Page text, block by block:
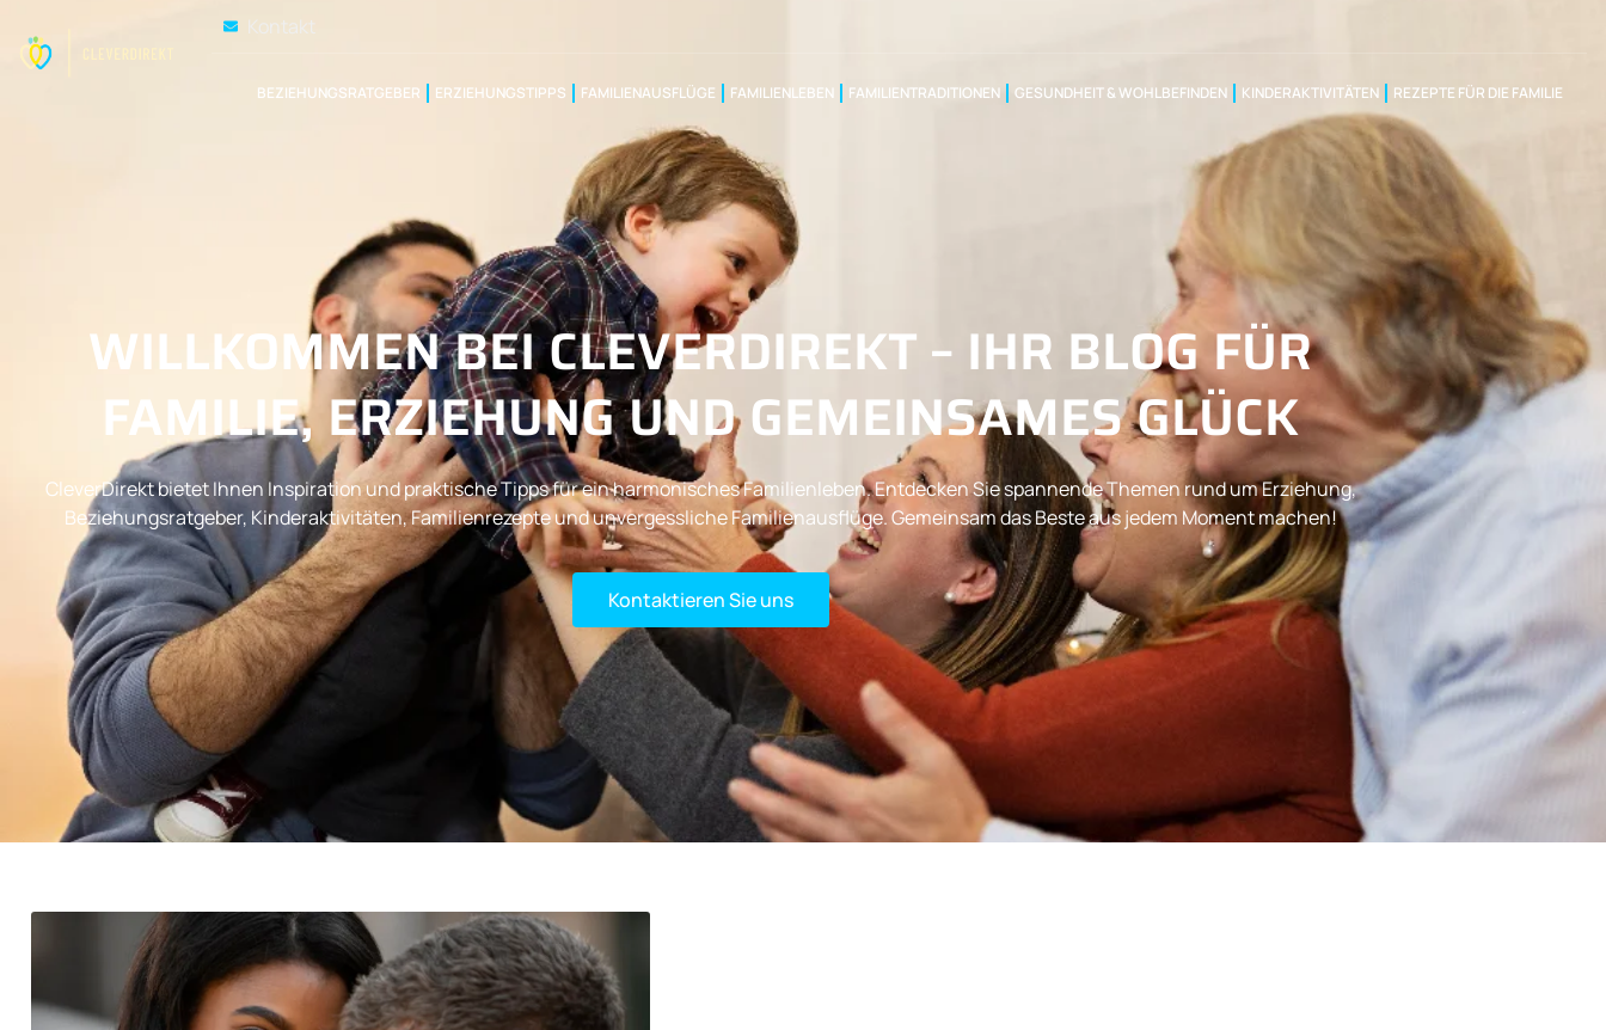
Kontakt
BEZIEHUNGSRATGEBER ERZIEHUNGSTIPPS FAMILIENAUSFLÜGE FAMILIENLEBEN FAMILIENTRADITIONEN GESUNDHEIT & WOHLBEFINDEN KINDERAKTIVITÄTEN REZEPTE FÜR DIE FAMILIE
WILLKOMMEN BEI CLEVERDIREKT – IHR BLOG FÜR
FAMILIE, ERZIEHUNG UND GEMEINSAMES GLÜCK
CleverDirekt bietet Ihnen Inspiration und praktische Tipps für ein harmonisches Familienleben. Entdecken Sie spannende Themen rund um Erziehung,
Beziehungsratgeber, Kinderaktivitäten, Familienrezepte und unvergessliche Familienausflüge. Gemeinsam das Beste aus jedem Moment machen!
Kontaktieren Sie uns